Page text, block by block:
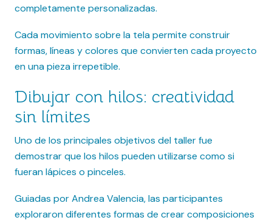
completamente personalizadas.
Cada movimiento sobre la tela permite construir
formas, líneas y colores que convierten cada proyecto
en una pieza irrepetible.
Dibujar con hilos: creatividad
sin límites
Uno de los principales objetivos del taller fue
demostrar que los hilos pueden utilizarse como si
fueran lápices o pinceles.
Guiadas por Andrea Valencia, las participantes
exploraron diferentes formas de crear composiciones